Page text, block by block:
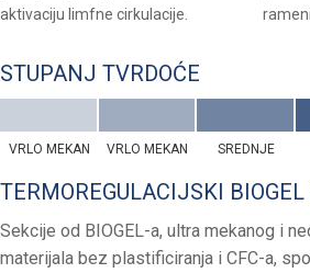
aktivaciju limfne cirkulacije.
STUPANJ TVRDOĆE
VRLO MEKAN VRLO MEKAN SREDNJE
TERMOREGULACIJSKI
Sekcije od BIOGEL-a, ultra mekanog i
materijala bez plastificiranja i CFC-a,